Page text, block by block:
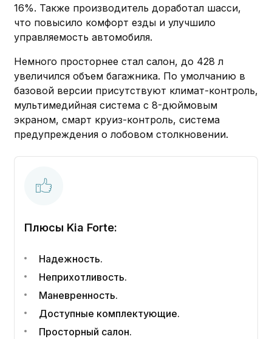
16%. Также производитель доработал шасси,
что повысило комфорт езды и улучшило
управляемость автомобиля.
Немного просторнее стал салон, до 428 л
увеличился объем багажника. По умолчанию в
базовой версии присутствуют климат-контроль,
мультимедийная система с 8-дюймовым
экраном, смарт круиз-контроль, система
предупреждения о лобовом столкновении.
Плюсы Kia Forte:
Надежность.
Неприхотливость.
Маневренность.
Доступные комплектующие.
Просторный салон.